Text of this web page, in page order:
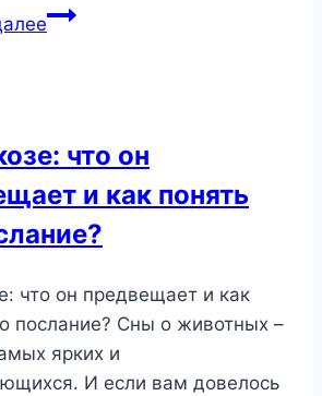
Джунгли
заросли
вашего
подсознания?
что он
и как понять
что он предвещает и как
послание? Сны о животных –
ярких и
И если вам довелось